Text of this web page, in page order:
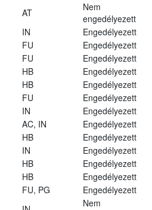
AT
Nem
engedélyezett
IN
Engedélyezett
FU
Engedélyezett
FU
Engedélyezett
HB
Engedélyezett
HB
Engedélyezett
FU
Engedélyezett
IN
Engedélyezett
AC, IN
Engedélyezett
HB
Engedélyezett
IN
Engedélyezett
HB
Engedélyezett
HB
Engedélyezett
FU, PG
Engedélyezett
Nem